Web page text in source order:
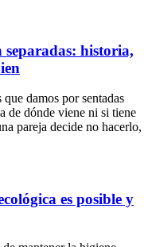
separadas: historia,
damos por sentadas
de dónde viene ni si tiene
pareja decide no hacerlo,
es posible y